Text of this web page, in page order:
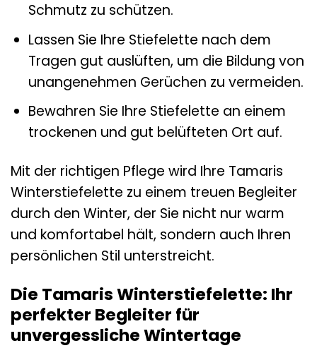
Schmutz zu schützen.
Lassen Sie Ihre Stiefelette nach dem
Tragen gut auslüften, um die Bildung von
unangenehmen Gerüchen zu vermeiden.
Bewahren Sie Ihre Stiefelette an einem
trockenen und gut belüfteten Ort auf.
Mit der richtigen Pflege wird Ihre Tamaris
Winterstiefelette zu einem treuen Begleiter
durch den Winter, der Sie nicht nur warm
und komfortabel hält, sondern auch Ihren
persönlichen Stil unterstreicht.
Die Tamaris Winterstiefelette: Ihr
perfekter Begleiter für
unvergessliche Wintertage